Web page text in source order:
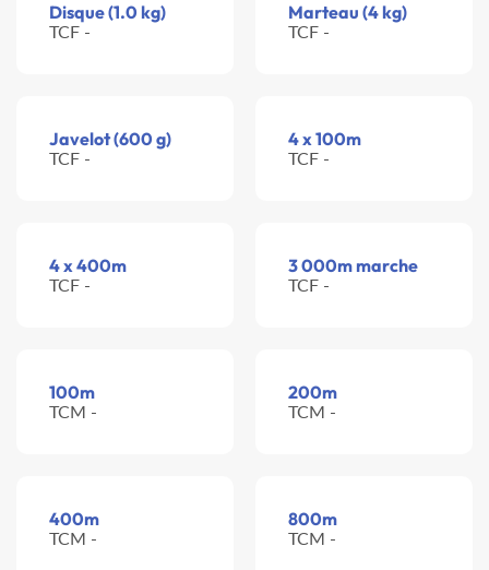
Disque (1.0 kg)
TCF -
Marteau (4 kg)
TCF -
Javelot (600 g)
TCF -
4 x 100m
TCF -
4 x 400m
TCF -
3 000m marche
TCF -
100m
TCM -
200m
TCM -
400m
TCM -
800m
TCM -